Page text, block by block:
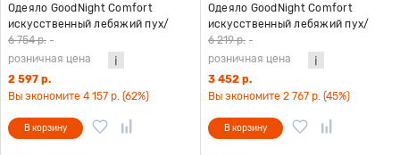
Одеяло GoodNight Comfort
искусcтвенный лебяжий пух/
микрофибра 300 гр/м2 евро
(200х220)
6 754 р. -
розничная цена
2 597 р.
Вы экономите 4 157 р. (62%)
В корзину
Одеяло GoodNight Comfort
искусcтвенный лебяжий пух/
микрофибра 300 гр/м2 2 сп.
(172х205)
6 219 р. -
розничная цена
3 452 р.
Вы экономите 2 767 р. (45%)
В корзину